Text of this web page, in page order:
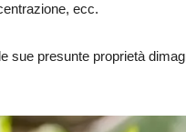
ecc.
sue presunte proprietà